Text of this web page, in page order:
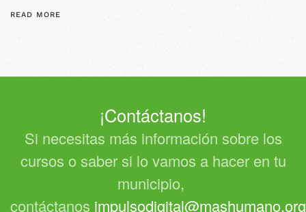
READ MORE
¡Contáctanos!
Si necesitas más información sobre los
cursos o saber si lo vamos a hacer en tu
municipio,
contáctanos impulsodigital@mashumano.org